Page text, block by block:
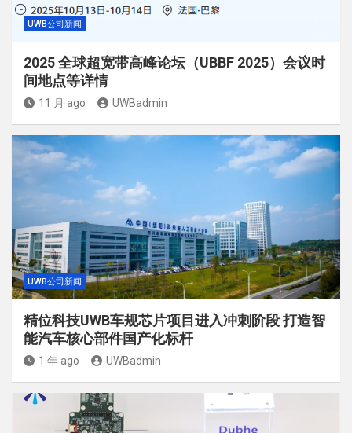
UWB公司新闻
2025 全球超宽带高峰论坛（UBBF 2025）会议时
间地点等详情
11 月 ago UWBadmin
UWB公司新闻
精位科技UWB车规芯片项目进入冲刺阶段 打造智
能汽车核心部件国产化标杆
1 年 ago UWBadmin